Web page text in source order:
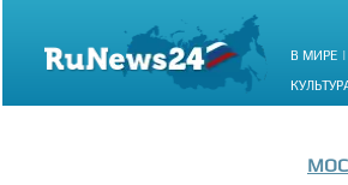
В МИРЕ